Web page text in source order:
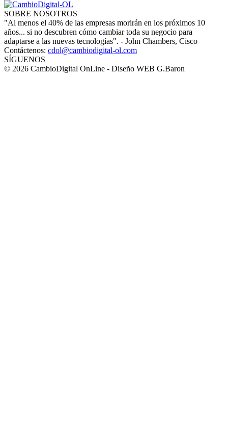
SOBRE NOSOTROS
"Al menos el 40% de las empresas morirán en los próximos 10
años... si no descubren cómo cambiar toda su negocio para
adaptarse a las nuevas tecnologías". - John Chambers, Cisco
Contáctenos: cdol@cambiodigital-ol.com
SÍGUENOS
© 2026 CambioDigital OnLine - Diseño WEB G.Baron